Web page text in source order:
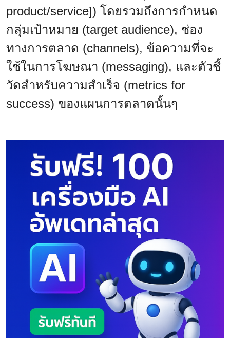
product/service]) โดยรวมถึงการกำหนด
กลุ่มเป้าหมาย (target audience), ช่อง
ทางการตลาด (channels), ข้อความที่จะ
ใช้ในการโฆษณา (messaging), และตัวชี้
วัดสำหรับความสำเร็จ (metrics for
success) ของแผนการตลาดนั้นๆ